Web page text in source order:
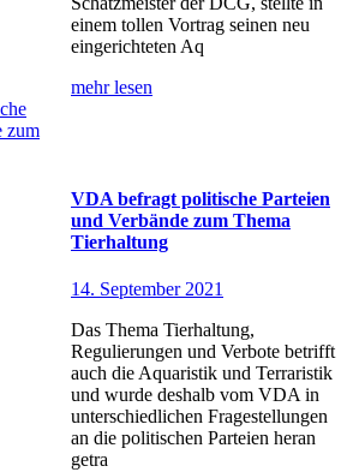
einem tollen Vortrag seinen neu
eingerichteten Aq
mehr lesen
VDA befragt politische Parteien
und Verbände zum Thema
Tierhaltung
14. September 2021
Das Thema Tierhaltung,
Regulierungen und Verbote betrifft
auch die Aquaristik und Terraristik
und wurde deshalb vom VDA in
unterschiedlichen Fragestellungen
an die politischen Parteien heran
getra